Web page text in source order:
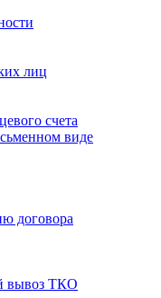
лиц
счета
виде
договора
вывоз ТКО